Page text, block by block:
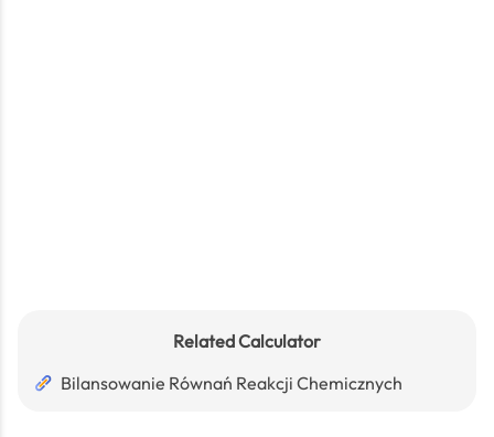
Related Calculator
Bilansowanie Równań Reakcji Chemicznych